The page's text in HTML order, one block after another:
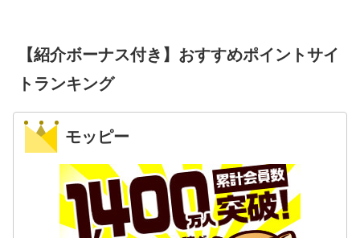
【紹介ボーナス付き】おすすめポイントサイ
トランキング
モッピー